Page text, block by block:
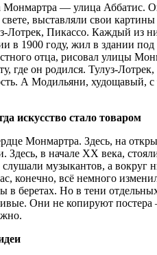
Монмартра — улица Аббатис.
выставляли свои
Лотрек, Пикассо. Каждый из
в 1900 году, жил в здании
отца, рисовал улицы
где он родился. Тулуз-
А Модильяни, худощавый,
искусство стало товаром
Монмартра. Здесь, на
Здесь, в начале XX века,
музыкантов, а
конечно, всё немного
беретах. Но в тени
Они не копируют постера